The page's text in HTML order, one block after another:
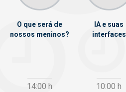
O que será de
nossos meninos?
14:00 h
IA e suas
interfaces
10:00 h